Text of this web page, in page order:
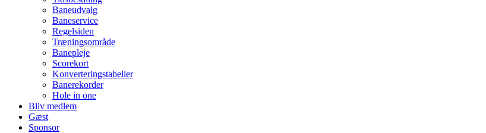
Baneudvalg
Baneservice
Regelsiden
Træningsområde
Banepleje
Scorekort
Konverteringstabeller
Banerekorder
Hole in one
Bliv medlem
Gæst
Sponsor